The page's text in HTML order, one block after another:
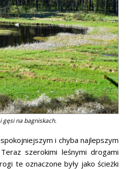
gęsi na bagniskach.
i chyba najlepszym
szerokimi leśnymi drogami
te oznaczone były jako ścieżki